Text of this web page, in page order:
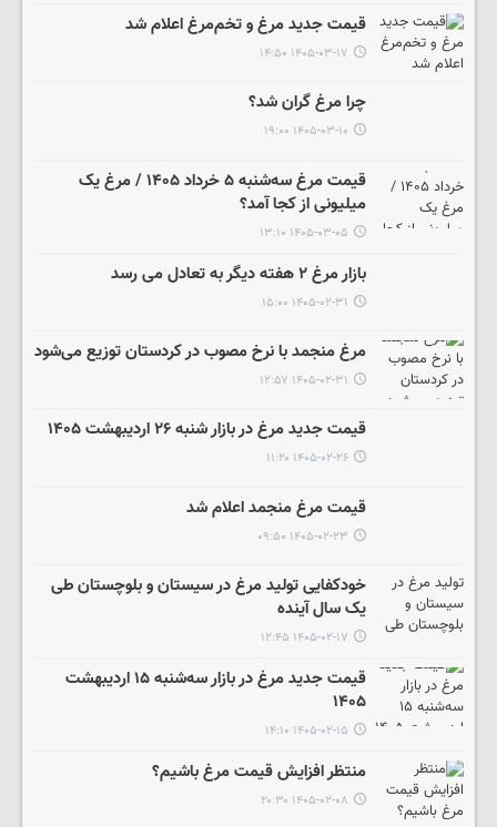
قیمت جدید مرغ و تخم‌مرغ اعلام شد
۱۴۰۵-۰۳-۱۷ ۱۴:۵۰
چرا مرغ گران شد؟
۱۴۰۵-۰۳-۱۰ ۱۹:۰۰
قیمت مرغ سه‌شنبه ۵ خرداد ۱۴۰۵ / مرغ یک
میلیونی از کجا آمد؟
۱۴۰۵-۰۳-۰۵ ۱۳:۱۰
بازار مرغ ۲ هفته دیگر به تعادل می رسد
۱۴۰۵-۰۲-۳۱ ۱۵:۰۰
مرغ منجمد با نرخ مصوب در کردستان توزیع می‌شود
۱۴۰۵-۰۲-۳۱ ۱۲:۵۷
قیمت جدید مرغ در بازار شنبه ۲۶ اردیبهشت ۱۴۰۵
۱۴۰۵-۰۲-۲۶ ۱۱:۲۰
قیمت مرغ منجمد اعلام شد
۱۴۰۵-۰۲-۲۳ ۰۹:۵۰
خودکفایی تولید مرغ در سیستان و بلوچستان طی
یک سال آینده
۱۴۰۵-۰۲-۱۷ ۱۲:۴۵
قیمت جدید مرغ در بازار سه‌شنبه ۱۵ اردیبهشت
۱۴۰۵
۱۴۰۵-۰۲-۱۵ ۱۴:۱۰
منتظر افزایش قیمت مرغ باشیم؟
۱۴۰۵-۰۲-۰۸ ۲۰:۳۰